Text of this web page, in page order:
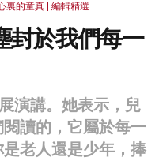
裏的童真 | 編輯精選
封於我們每一
演講。她表示，兒
讀的，它屬於每一
老人還是少年，捧